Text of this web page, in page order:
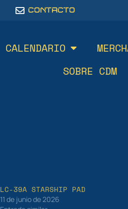
CONTACTO
CALENDARIO
SOBRE CDM
LC-39A STARSHIP PAD
11 de junio de 2026